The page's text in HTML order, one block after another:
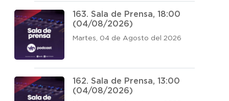
163. Sala de Prensa, 18:00
(04/08/2026)
Martes, 04 de Agosto del 2026
162. Sala de Prensa, 13:00
(04/08/2026)